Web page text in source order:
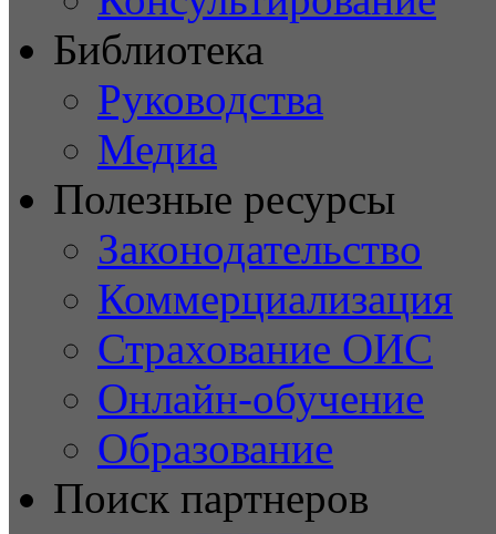
Библиотека
Руководства
Медиа
Полезные ресурсы
Законодательство
Коммерциализация
Страхование ОИС
Онлайн-обучение
Образование
Поиск партнеров